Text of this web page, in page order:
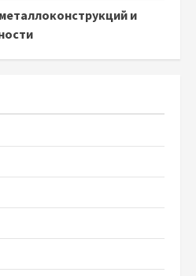
и